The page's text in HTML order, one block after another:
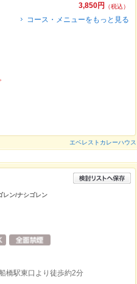
3,850円
（税込）
コース・メニューをもっと見る
エベレストカレーハウス
レン/ナシゴレン
橋駅東口より徒歩約2分